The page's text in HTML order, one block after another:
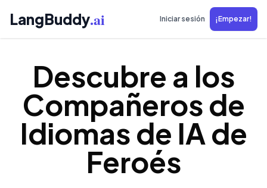
LangBuddy.ai Iniciar sesión ¡Empezar!
Descubre a los
Compañeros de
Idiomas de IA de
Feroés